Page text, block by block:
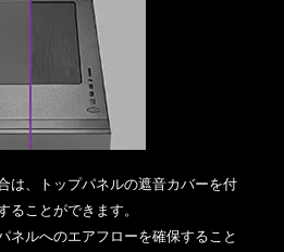
は、トップパネルの遮音カバーを付
ることができます。
ネルへのエアフローを確保すること